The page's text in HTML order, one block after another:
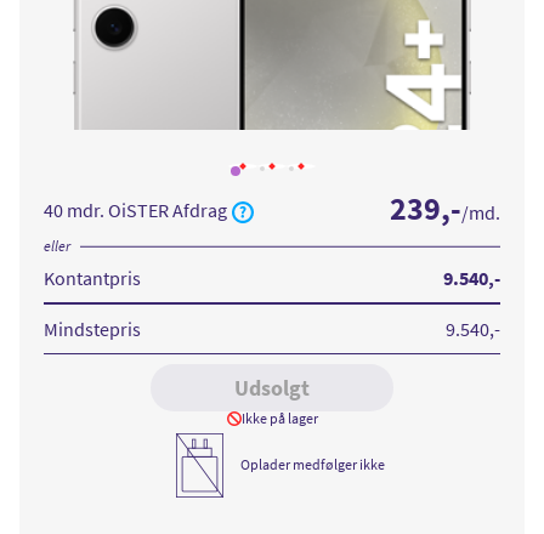
Læs
om
Samsung
Galaxy
S24
Læs
S24
Læs
S24
239,-/md.
40 mdr. OiSTER Afdrag
eller
9.540,-
Kontantpris
Mindstepris 9.540,-
Udsolgt
Ikke på lager
Oplader medfølger ikke